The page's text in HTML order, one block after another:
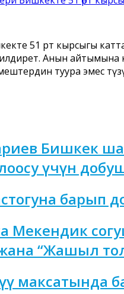
51 өрт кырсыгы
Анын айтымына
туура эмес
Бишкек
үчүн
барып
Мекендик
жана “Жашыл
максатында